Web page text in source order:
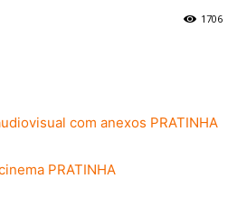
1706
com anexos PRATINHA
PRATINHA